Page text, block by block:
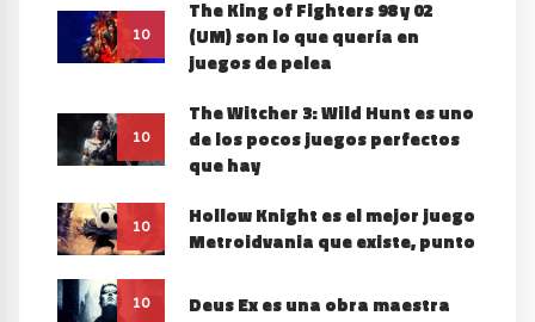
10
The King of Fighters 98 y 02
(UM) son lo que quería en
juegos de pelea
10
The Witcher 3: Wild Hunt es uno
de los pocos juegos perfectos
que hay
10
Hollow Knight es el mejor juego
Metroidvania que existe, punto
10 Deus Ex es una obra maestra